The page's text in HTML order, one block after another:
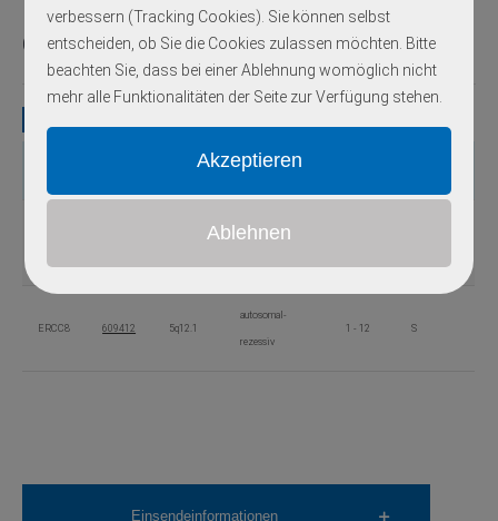
verbessern (Tracking Cookies). Sie können selbst
entscheiden, ob Sie die Cookies zulassen möchten. Bitte
beachten Sie, dass bei einer Ablehnung womöglich nicht
mehr alle Funktionalitäten der Seite zur Verfügung stehen.
Cockayne Syndrom
Locus Erbgang
10q11.23
autosomal-
ERCC8 609412 5q12.1
autosomal-
rezessiv
1 - 12 S
Einsendeinformationen